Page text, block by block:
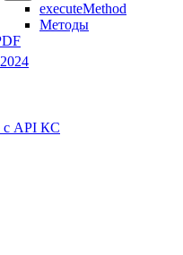
executeMethod
Методы
с API КС